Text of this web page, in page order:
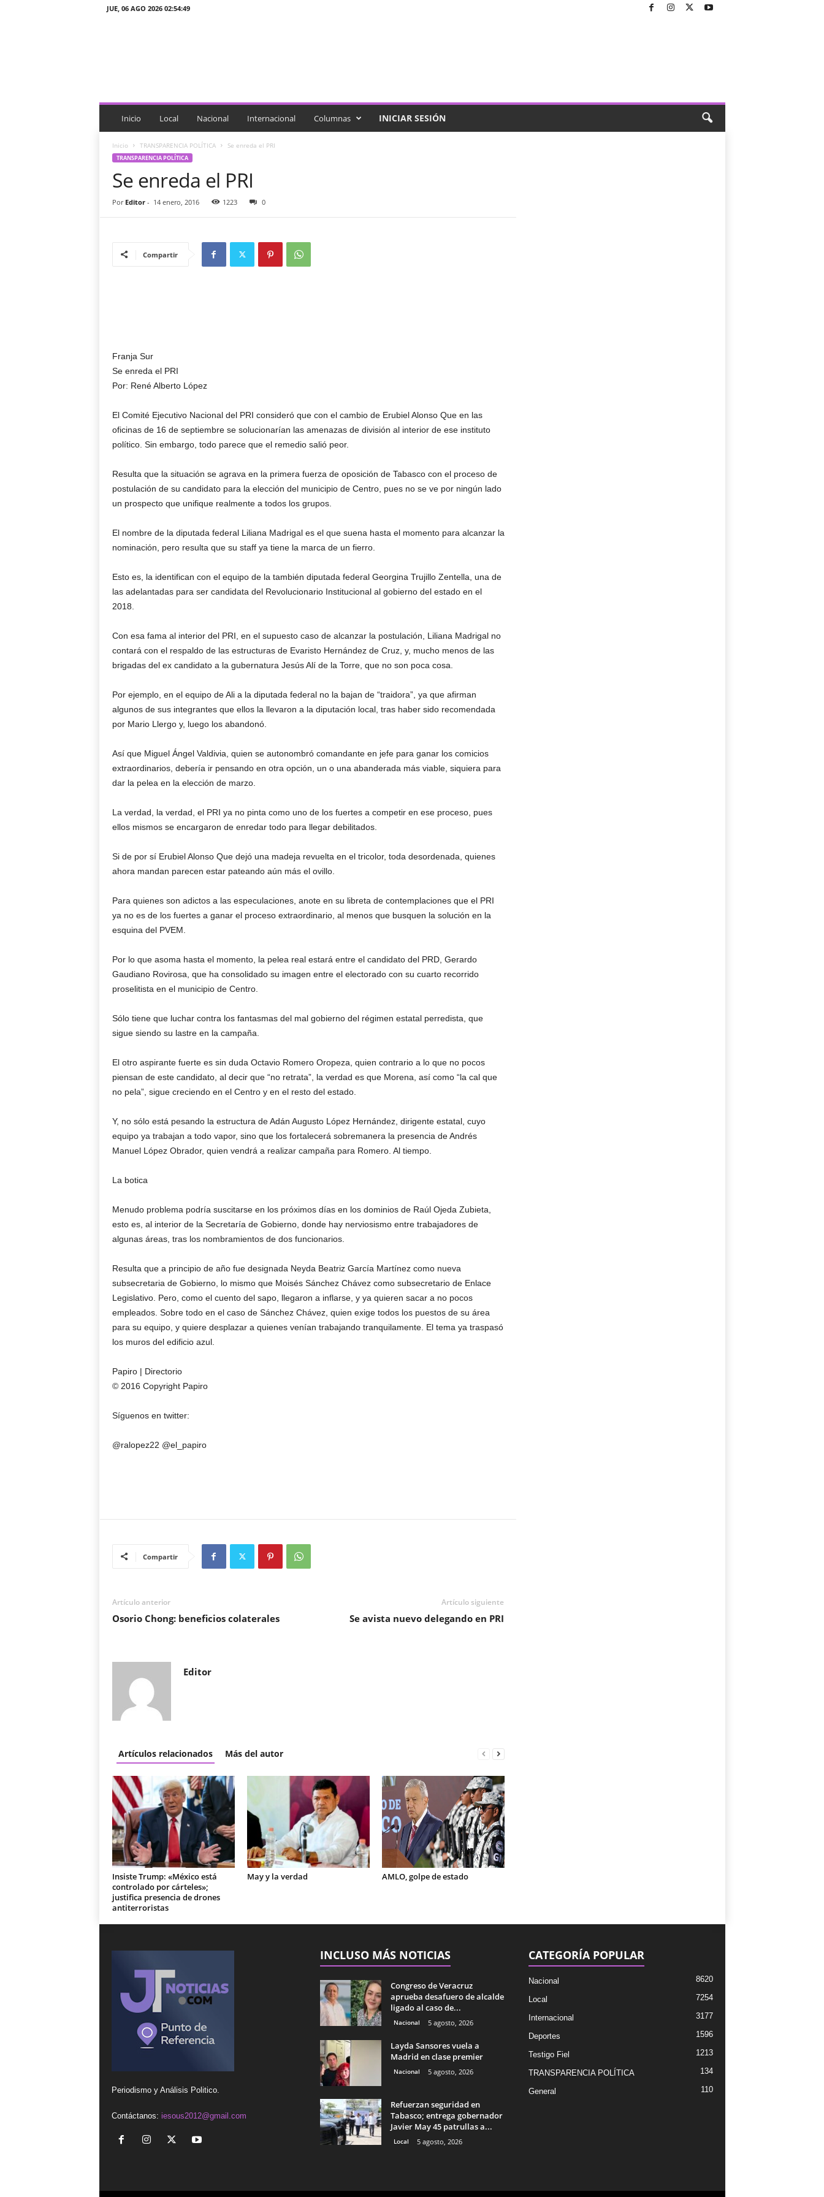
JUE, 06 AGO 2026 02:54:49
c
a
Inicio Local Nacional Internacional Columnas INICIAR SESIÓN
Inicio TRANSPARENCIA POLÍTICA Se enreda el PRI
TRANSPARENCIA POLÍTICA
Se enreda el PRI
Por Editor- 14 enero, 2016 1223 0
Compartir
Franja Sur
Se enreda el PRI
Por: René Alberto López
El Comité Ejecutivo Nacional del PRI consideró que con el cambio de Erubiel Alonso Que en las
oficinas de 16 de septiembre se solucionarían las amenazas de división al interior de ese instituto
político. Sin embargo, todo parece que el remedio salió peor.
Resulta que la situación se agrava en la primera fuerza de oposición de Tabasco con el proceso de
postulación de su candidato para la elección del municipio de Centro, pues no se ve por ningún lado
un prospecto que unifique realmente a todos los grupos.
El nombre de la diputada federal Liliana Madrigal es el que suena hasta el momento para alcanzar la
nominación, pero resulta que su staff ya tiene la marca de un fierro.
Esto es, la identifican con el equipo de la también diputada federal Georgina Trujillo Zentella, una de
las adelantadas para ser candidata del Revolucionario Institucional al gobierno del estado en el
2018.
Con esa fama al interior del PRI, en el supuesto caso de alcanzar la postulación, Liliana Madrigal no
contará con el respaldo de las estructuras de Evaristo Hernández de Cruz, y, mucho menos de las
brigadas del ex candidato a la gubernatura Jesús Alí de la Torre, que no son poca cosa.
Por ejemplo, en el equipo de Ali a la diputada federal no la bajan de “traidora”, ya que afirman
algunos de sus integrantes que ellos la llevaron a la diputación local, tras haber sido recomendada
por Mario Llergo y, luego los abandonó.
Así que Miguel Ángel Valdivia, quien se autonombró comandante en jefe para ganar los comicios
extraordinarios, debería ir pensando en otra opción, un o una abanderada más viable, siquiera para
dar la pelea en la elección de marzo.
La verdad, la verdad, el PRI ya no pinta como uno de los fuertes a competir en ese proceso, pues
ellos mismos se encargaron de enredar todo para llegar debilitados.
Si de por sí Erubiel Alonso Que dejó una madeja revuelta en el tricolor, toda desordenada, quienes
ahora mandan parecen estar pateando aún más el ovillo.
Para quienes son adictos a las especulaciones, anote en su libreta de contemplacionesque el PRI
ya no es de los fuertes a ganar el proceso extraordinario, al menos que busquen la solución en la
esquina del PVEM.
Por lo que asoma hasta el momento, la pelea real estará entre el candidato del PRD, Gerardo
Gaudiano Rovirosa, que ha consolidado su imagen entre el electorado con su cuarto recorrido
proselitista en el municipio de Centro.
Sólo tiene que luchar contra los fantasmas del mal gobierno del régimen estatal perredista, que
sigue siendo su lastre en la campaña.
El otro aspirante fuerte es sin duda Octavio Romero Oropeza, quien contrario a lo que no pocos
piensan de este candidato, al decir que “no retrata”, la verdad es que Morena, así como “la cal que
no pela”, sigue creciendo en el Centro y en el resto del estado.
Y, no sólo está pesando la estructura de Adán Augusto López Hernández, dirigente estatal, cuyo
equipo ya trabajan a todo vapor, sino que los fortalecerá sobremanera la presencia de Andrés
Manuel López Obrador, quien vendrá a realizar campaña para Romero. Al tiempo.
La botica
Menudo problema podría suscitarse en los próximos días en los dominios de Raúl Ojeda Zubieta,
esto es, al interior de la Secretaría de Gobierno, donde hay nerviosismo entre trabajadores de
algunas áreas, tras los nombramientos de dos funcionarios.
Resulta que a principio de año fue designada Neyda Beatriz García Martínez como nueva
subsecretaria de Gobierno, lo mismo que Moisés Sánchez Chávez como subsecretario de Enlace
Legislativo. Pero, como el cuento del sapo, llegaron a inflarse, y ya quieren sacar a no pocos
empleados. Sobre todo en el caso de Sánchez Chávez, quien exige todos los puestos de su área
para su equipo, y quiere desplazar a quienes venían trabajando tranquilamente. El tema ya traspasó
los muros del edificio azul.
Papiro | Directorio
© 2016 Copyright Papiro
Síguenos en twitter:
@ralopez22 @el_papiro
Compartir
Artículo anterior
Osorio Chong: beneficios colaterales
Artículo siguiente
Se avista nuevo delegando en PRI
Editor
Artículos relacionados Más del autor
Insiste Trump: «México está
controlado por cárteles»;
justifica presencia de drones
antiterroristas
May y la verdad AMLO, golpe de estado
Periodismo y Análisis Politico.
Contáctanos: iesous2012@gmail.com
INCLUSO MÁS NOTICIAS
Congreso de Veracruz
aprueba desafuero de alcalde
ligado al caso de...
Nacional 5 agosto, 2026
Layda Sansores vuela a
Madrid en clase premier
Nacional 5 agosto, 2026
Refuerzan seguridad en
Tabasco; entrega gobernador
Javier May 45 patrullas a...
Local 5 agosto, 2026
CATEGORÍA POPULAR
Nacional 8620
Local 7254
Internacional 3177
Deportes 1596
Testigo Fiel 1213
TRANSPARENCIA POLÍTICA 134
General 110